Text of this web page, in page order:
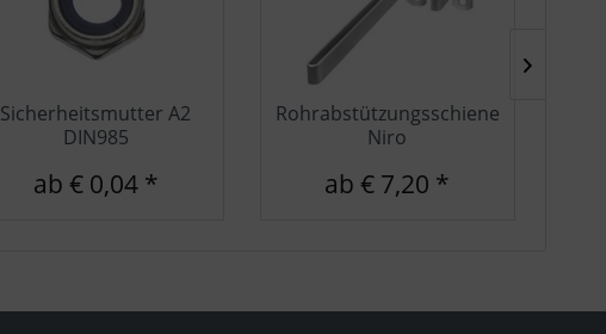
Sicherheitsmutter A2
DIN985
ab € 0,04 *
Rohrabstützungsschiene
Niro
ab € 7,20 *